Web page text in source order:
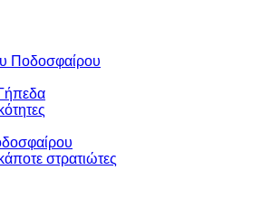
Ποδοσφαίρου
στρατιώτες